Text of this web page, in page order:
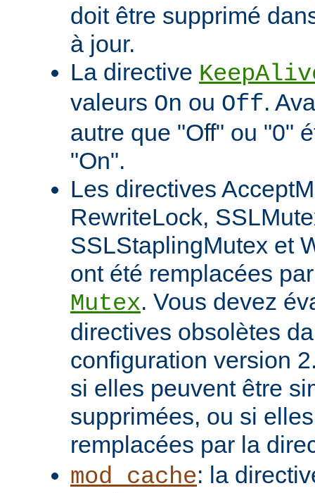
doit être supprimé
à jour.
La directive
valeurs On ou Off.
autre que "Off" ou "0"
"On".
Les directives
RewriteLock,
SSLStaplingMutex et
ont été remplacées
Mutex. Vous devez
directives obsolètes
configuration version
si elles peuvent être
supprimées, ou si
remplacées par la
mod_cache: la